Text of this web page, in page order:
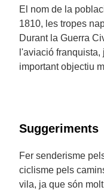
El nom de la
1810, les tropes
Durant la Guerra
l'aviació
important objectiu
Suggeriments
Fer senderisme
ciclisme pels
vila, ja que són